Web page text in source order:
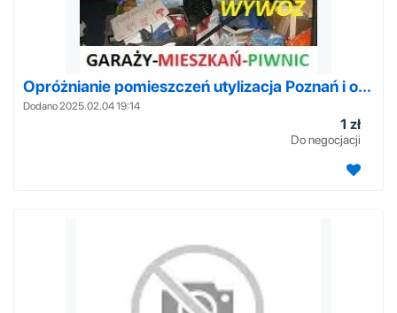
Opróżnianie pomieszczeń utylizacja Poznań i o...
Dodano 2025.02.04 19:14
1 zł
Do negocjacji